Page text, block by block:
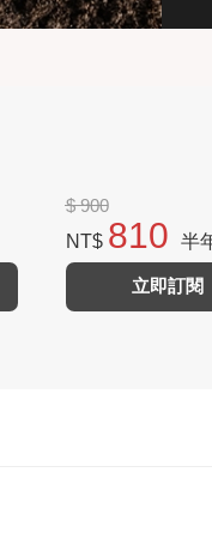
$ 900
NT$ 810 半
立即訂閱